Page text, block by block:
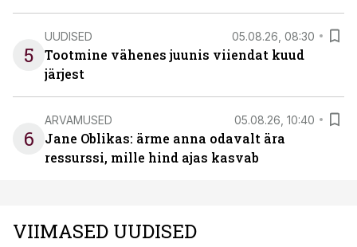
5
UUDISED 05.08.26, 08:30
Tootmine vähenes juunis viiendat kuud
järjest
6
ARVAMUSED 05.08.26, 10:40
Jane Oblikas: ärme anna odavalt ära
ressurssi, mille hind ajas kasvab
VIIMASED UUDISED